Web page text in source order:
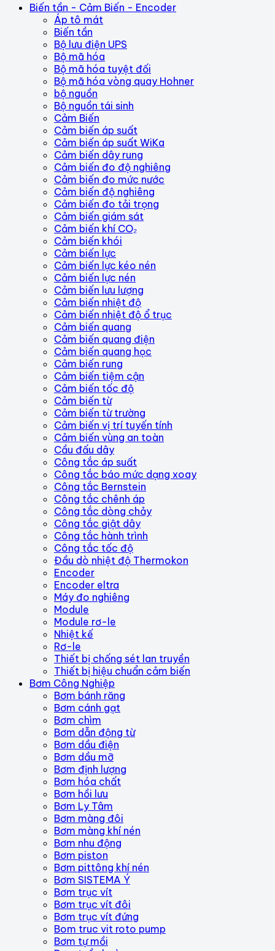
Biến tần - Cảm Biến - Encoder
Áp tô mát
Biến tần
Bộ lưu điện UPS
Bộ mã hóa
Bộ mã hóa tuyệt đối
Bộ mã hóa vòng quay Hohner
bộ nguồn
Bộ nguồn tái sinh
Cảm Biến
Cảm biến áp suất
Cảm biến áp suất WiKa
Cảm biến dây rung
Cảm biến đo độ nghiêng
Cảm biến đo mức nước
Cảm biến độ nghiêng
Cảm biến đo tải trọng
Cảm biến giám sát
Cảm biến khí CO₂
Cảm biến khói
Cảm biến lực
Cảm biến lực kéo nén
Cảm biến lực nén
Cảm biến lưu lượng
Cảm biến nhiệt độ
Cảm biến nhiệt độ ổ trục
Cảm biến quang
Cảm biến quang điện
Cảm biến quang học
Cảm biến rung
Cảm biến tiệm cận
Cảm biến tốc độ
Cảm biến từ
Cảm biến từ trường
Cảm biến vị trí tuyến tính
Cảm biến vùng an toàn
Cầu đấu dây
Công tắc áp suất
Công tắc báo mức dạng xoay
Công tắc Bernstein
Công tắc chênh áp
Công tắc dòng chảy
Công tắc giật dây
Công tắc hành trình
Công tắc tốc độ
Đầu dò nhiệt độ Thermokon
Encoder
Encoder eltra
Máy đo nghiêng
Module
Module rơ-le
Nhiệt kế
Rơ-le
Thiết bị chống sét lan truyền
Thiết bị hiệu chuẩn cảm biến
Bơm Công Nghiệp
Bơm bánh răng
Bơm cánh gạt
Bơm chìm
Bơm dẫn động từ
Bơm dầu điện
Bơm dầu mỡ
Bơm định lượng
Bơm hóa chất
Bơm hồi lưu
Bơm Ly Tâm
Bơm màng đôi
Bơm màng khí nén
Bơm nhu động
Bơm piston
Bơm pittông khí nén
Bơm SISTEMA Ý
Bơm trục vít
Bơm trục vít đôi
Bơm trục vít đứng
Bom truc vit roto pump
Bơm tự mồi